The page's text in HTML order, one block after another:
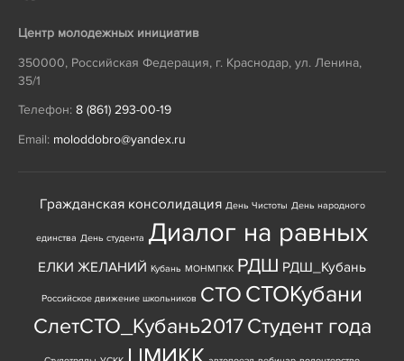
Центр молодежных инициатив
350000, Российская Федерация, г. Краснодар, ул. Ленина,
35/1
Телефон: 8 (861) 293-00-19
Email: moloddobro@yandex.ru
Гражданская консолидация День Чистоты День народного
единства День студента Диалог на равных
ЕЛКИ ЖЕЛАНИЙ Кубань МОНМПКК РДШ РДШ_Кубань
Российское движение школьников СТО СТОКубани
СлетСТО_Кубань2017Студент года